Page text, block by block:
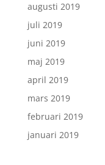
augusti 2019
juli 2019
juni 2019
maj 2019
april 2019
mars 2019
februari 2019
januari 2019